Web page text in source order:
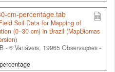
cm-percentage.tab
Soil Data for Mapping of
(0–30 cm) in Brazil (MapBiomas
- 6 Variáveis, 19965 Observações -